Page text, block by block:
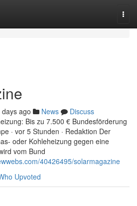
days ago News
Discuss
Bis zu 7.500 € Bundesförderung
· vor 5 Stunden · Redaktion Der
oder Kohleheizung gegen eine
vom Bund
40426495/solarmagazine
Upvoted